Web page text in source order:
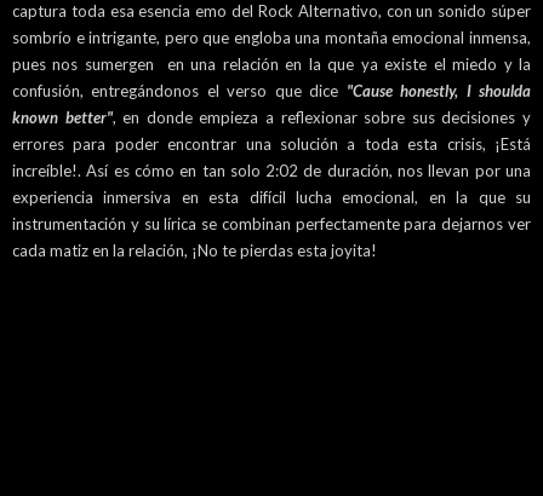
captura toda esa esencia emo del Rock Alternativo, con un sonido súper
sombrío e intrigante, pero que engloba una montaña emocional inmensa,
pues nos sumergen en una relación en la que ya existe el miedo y la
confusión, entregándonos el verso que dice "Cause honestly, I shoulda
known better", en donde empieza a reflexionar sobre sus decisiones y
errores para poder encontrar una solución a toda esta crisis, ¡Está
increíble!. Así es cómo en tan solo 2:02 de duración, nos llevan por una
experiencia inmersiva en esta difícil lucha emocional, en la que su
instrumentación y su lírica se combinan perfectamente para dejarnos ver
cada matiz en la relación, ¡No te pierdas esta joyita!